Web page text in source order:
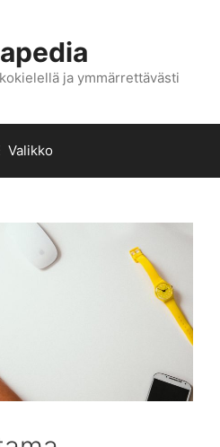
ja ymmärrettävästi
Valikko